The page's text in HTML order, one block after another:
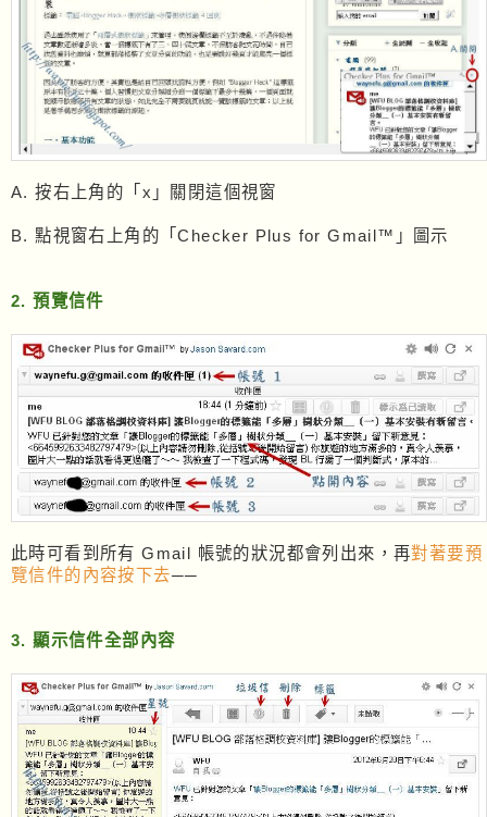
A. 按右上角的「x」關閉這個視窗
B. 點視窗右上角的「Checker Plus for Gmail™」圖示
2. 預覽信件
此時可看到所有 Gmail 帳號的狀況都會列出來，再對著要預
覽信件的內容按下去──
3. 顯示信件全部內容